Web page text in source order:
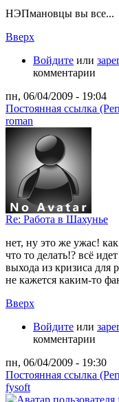
НЭПмановцы вы все...
Вверх
Войдите или
комментарии
пн, 06/04/2009 - 19:04
Постоянная ссылка
roman
Re: Работа в Шахунье
нет, ну это же ужас!
что то делать!? всё
выхода из кризиса
не кажется каким-то
Вверх
Войдите или
комментарии
пн, 06/04/2009 - 19:30
Постоянная ссылка
fysoft